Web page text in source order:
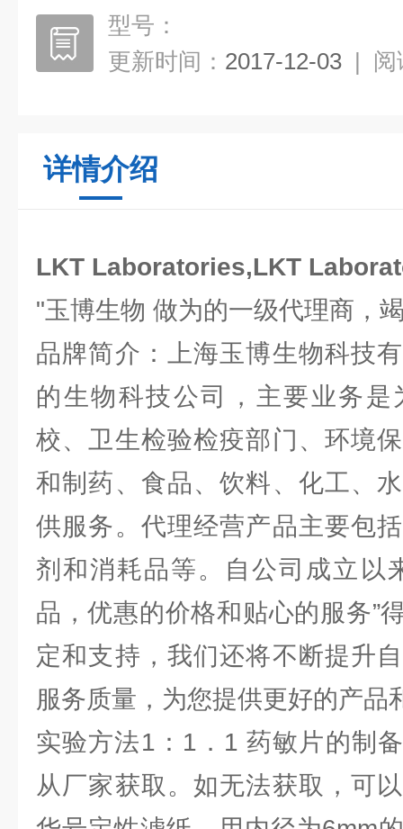
型号：
更新时间： 2017-12-03 | 阅
详情介绍
LKT Laboratories,LKT
"玉博生物 做为的一级代理商，
品牌简介：上海玉博生物科技
的生物科技公司，主要业务
校、卫生检验检疫部门、环境
和制药、食品、饮料、化工、
供服务。代理经营产品主要包
剂和消耗品等。自公司成立以
品，优惠的价格和贴心的服务”
定和支持，我们还将不断提升
服务质量，为您提供更好的产品
实验方法1：1．1 药敏片的制
从厂家获取。如无法获取，可